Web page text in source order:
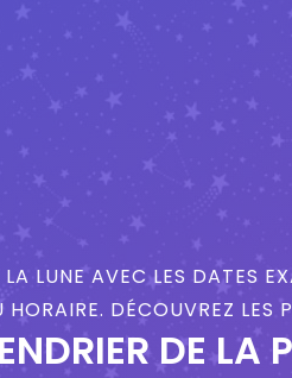
LUNE AVEC LES DATES
HORAIRE. DÉCOUVREZ LES
DE LA